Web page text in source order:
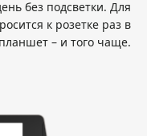
без подсветки. Для
к розетке раз в
– и того чаще.